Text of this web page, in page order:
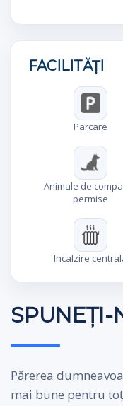
FACILITĂȚI
Parcare
Animale de
permise
Incalzire
SPUNEȚI-
Părerea
mai bune pentru